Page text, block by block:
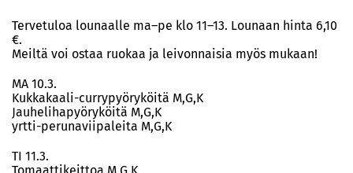
Tervetuloa lounaalle ma–pe klo 11–13. Lounaan hinta 6,10
€.
Meiltä voi ostaa ruokaa ja leivonnaisia myös mukaan!
MA 10.3.
Kukkakaali-currypyöryköitä M,G,K
Jauhelihapyöryköitä M,G,K
yrtti-perunaviipaleita M,G,K
TI 11.3.